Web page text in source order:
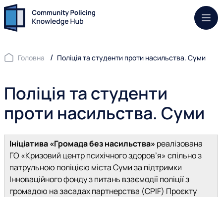
Головна Поліція та студенти проти насильства. Суми
Поліція та студенти
проти насильства. Суми
Ініціатива «Громада без насильства» реалізована
ГО «Кризовий центр психічного здоров’я» спільно з
патрульною поліцією міста Суми за підтримки
Інноваційного фонду з питань взаємодії поліції з
громадою на засадах партнерства (CPIF) Проєкту